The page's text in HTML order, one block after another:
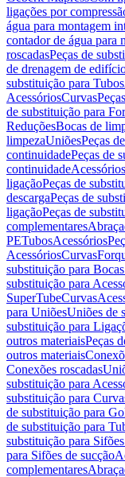
ligações por
água para montagem
contador de água para
roscadasPeças de
de drenagem de
substituição para Tubos
AcessóriosCurvas
de substituição para
ReduçõesBocas de
limpezaUniõesPeças
continuidadePeças de
continuidade
ligaçãoPeças de
descargaPeças de
ligaçãoPeças de
complementares
PETubosAcessórios
AcessóriosCurvas
substituição para
substituição para
SuperTubeCurvas
para UniõesUniões de
substituição para
outros materiaisPeças
outros materiais
Conexões roscadas
substituição para
substituição para
de substituição para
de substituição para
substituição para
para Sifões de sucção
complementares